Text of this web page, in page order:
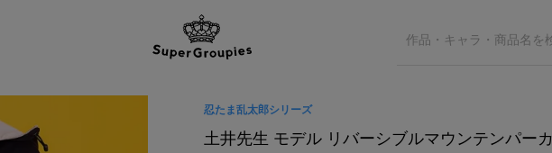
忍たま乱太郎シリーズ
土井先生 モデル リバーシブルマウンテンパー